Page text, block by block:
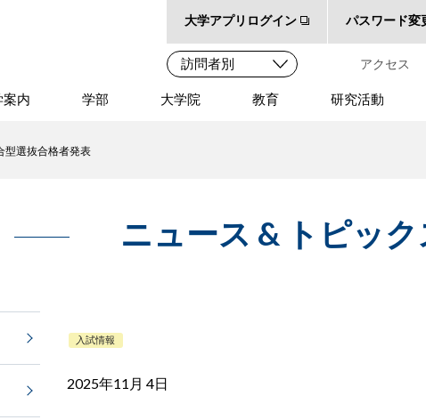
大学アプリログイン パスワード変
アクセス
案内 学部 大学院 教育 研究活動
型選抜合格者発表
ニュース & トピック
入試情報
2025年11月 4日